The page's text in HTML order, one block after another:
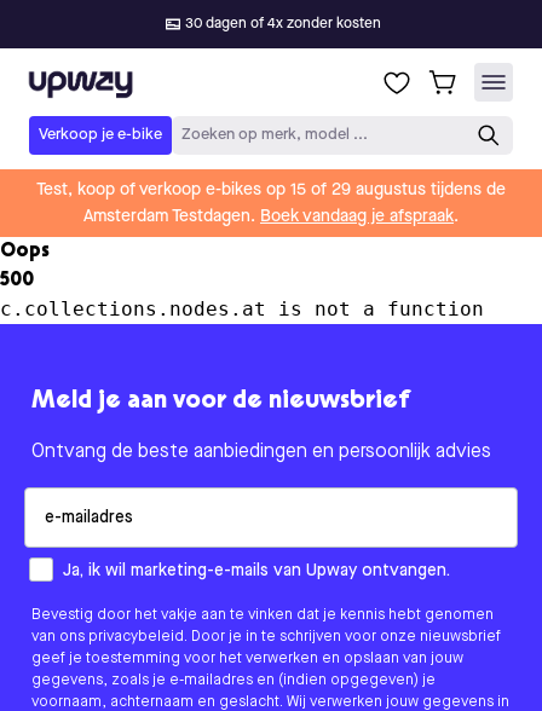
30 dagen of 4x zonder kosten
Upway
Verkoop je e-bike Zoeken op merk, model ...
Test, koop of verkoop e-bikes op 15 of 29 augustus tijdens de
Amsterdam Testdagen. Boek vandaag je afspraak.
Oops
500
c.collections.nodes.at is not a function
Meld je aan voor de nieuwsbrief
Ontvang de beste aanbiedingen en persoonlijk advies
How would you like to hear from us?
Ja, ik wil marketing-e-mails van Upway ontvangen.
Bevestig door het vakje aan te vinken dat je kennis hebt genomen
van ons privacybeleid. Door je in te schrijven voor onze nieuwsbrief
geef je toestemming voor het verwerken en opslaan van jouw
gegevens, zoals je e-mailadres en (indien opgegeven) je
voornaam, achternaam en geslacht. Wij verwerken jouw gegevens in